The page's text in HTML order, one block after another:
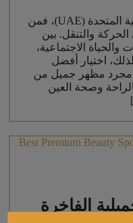
إذا كنت تعيش في الإمارات العربية المتحدة (UAE)، فمن
والتنقل. بين
والحياة الاجتماعية،
اختيار أفضل
مجرد مظهر جميل من
وصحة العين
الفاخرة